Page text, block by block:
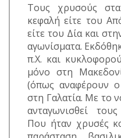
Τους χρυσούς
κεφαλή είτε του
είτε του Δία και
αγωνίσματα.
π.Χ. και
μόνο στη
(όπως αναφέρουν
στη Γαλατία. Με το
ανταγωνισθεί
Που ήταν χρυσές